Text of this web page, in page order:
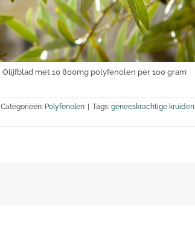
Olijfblad met 10 800mg polyfenolen per 100 gram
Categorieën: Polyfenolen | Tags: geneeskrachtige kruiden